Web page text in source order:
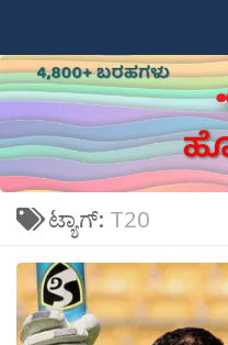
ಟ್ಯಾಗ್: T20